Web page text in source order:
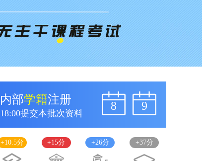
内部学籍注册
18:00提交本批次资料
9
8
+10.5分 +15分 +26分 +37分